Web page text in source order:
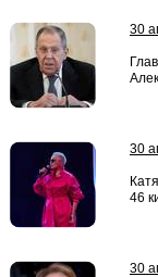
30
30
46
30